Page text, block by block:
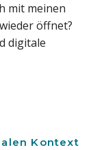
mit meinen
öffnet?
digitale
Kontext